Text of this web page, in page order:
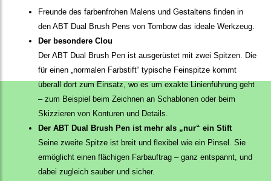
Freunde des farbenfrohen Malens und Gestaltens finden in
den ABT Dual Brush Pens von Tombow das ideale Werkzeug.
Der besondere Clou
Der ABT Dual Brush Pen ist ausgerüstet mit zwei Spitzen. Die
für einen „normalen Farbstift“ typische Feinspitze kommt
überall dort zum Einsatz, wo es um exakte Linienführung geht
– zum Beispiel beim Zeichnen an Schablonen oder beim
Skizzieren von Konturen und Details.
Der ABT Dual Brush Pen ist mehr als „nur“ ein Stift
Seine zweite Spitze ist breit und flexibel wie ein Pinsel. Sie
ermöglicht einen flächigen Farbauftrag – ganz entspannt, und
dabei zugleich sauber und sicher.